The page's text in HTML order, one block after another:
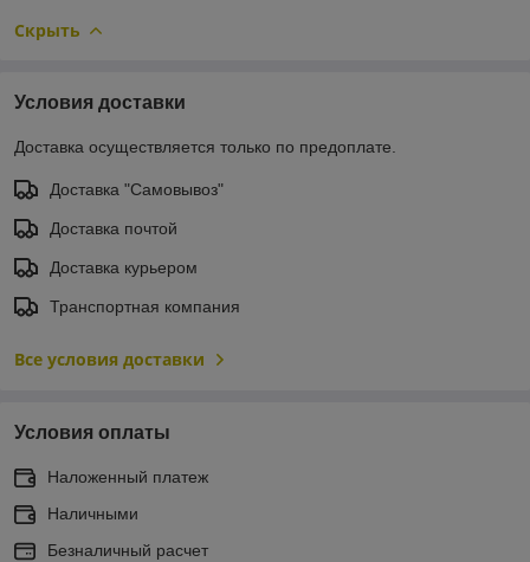
Скрыть
Условия доставки
Доставка осуществляется только по предоплате.
Доставка "Самовывоз"
Доставка почтой
Доставка курьером
Транспортная компания
Все условия доставки
Условия оплаты
Наложенный платеж
Наличными
Безналичный расчет